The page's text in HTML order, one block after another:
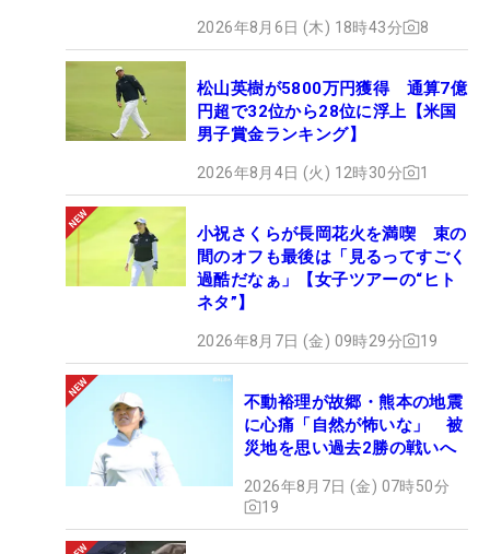
2026年8月6日 (木) 18時43分 8
松山英樹が5800万円獲得 通算7億
円超で32位から28位に浮上【米国
男子賞金ランキング】
2026年8月4日 (火) 12時30分 1
小祝さくらが長岡花火を満喫 束の
間のオフも最後は「見るってすごく
過酷だなぁ」【女子ツアーの“ヒト
ネタ”】
2026年8月7日 (金) 09時29分 19
不動裕理が故郷・熊本の地震
に心痛「自然が怖いな」 被
災地を思い過去2勝の戦いへ
2026年8月7日 (金) 07時50分
19